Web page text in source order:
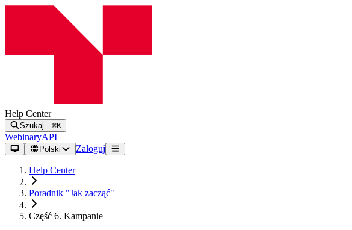
Help Center
Szukaj… ⌘K
WebinaryAPI
Polski Zaloguj
Help Center
Poradnik "Jak zacząć"
Część 6. Kampanie